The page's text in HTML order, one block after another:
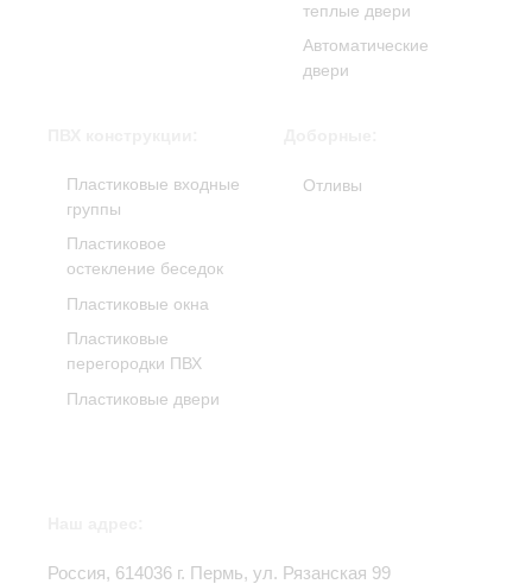
теплые двери
Автоматические
двери
Пластиковые входные
группы
Пластиковое
остекление беседок
Пластиковые окна
Пластиковые
перегородки ПВХ
Пластиковые двери
Отливы
Россия, 614036 г. Пермь, ул. Рязанская 99